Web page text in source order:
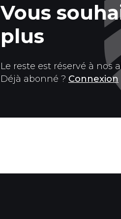
Vous
plus
Le reste est réservé à nos
Déjà abonné ? Connexion